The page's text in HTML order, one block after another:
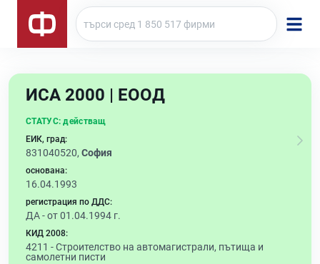
ИСА 2000 | ЕООД
СТАТУС: действащ
ЕИК, град:
831040520, София
основана:
16.04.1993
регистрация по ДДС:
ДА - от 01.04.1994 г.
КИД 2008:
4211 -Строителство на автомагистрали, пътища и
самолетни писти